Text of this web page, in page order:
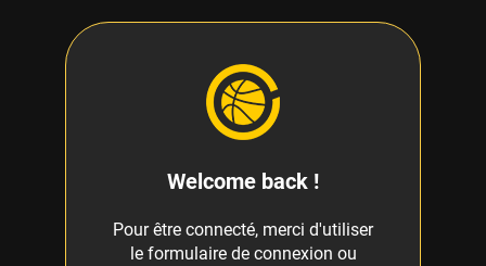
Welcome back !
Pour être connecté, merci d'utiliser
le formulaire de connexion ou